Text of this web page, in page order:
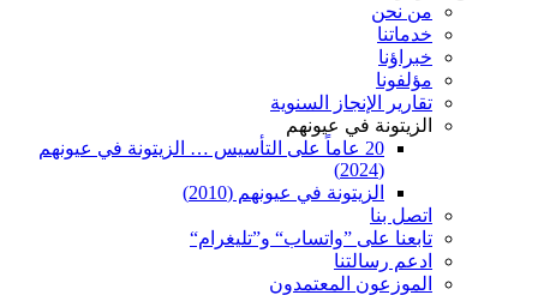
من نحن
خدماتنا
خبراؤنا
مؤلفونا
تقارير الإنجاز السنوية
الزيتونة في عيونهم
20 عاماً على التأسيس … الزيتونة في عيونهم
(2024)
الزيتونة في عيونهم (2010)
اتصل بنا
تابعنا على ”واتساب“ و”تليغرام“
ادعم رسالتنا
الموزعون المعتمدون